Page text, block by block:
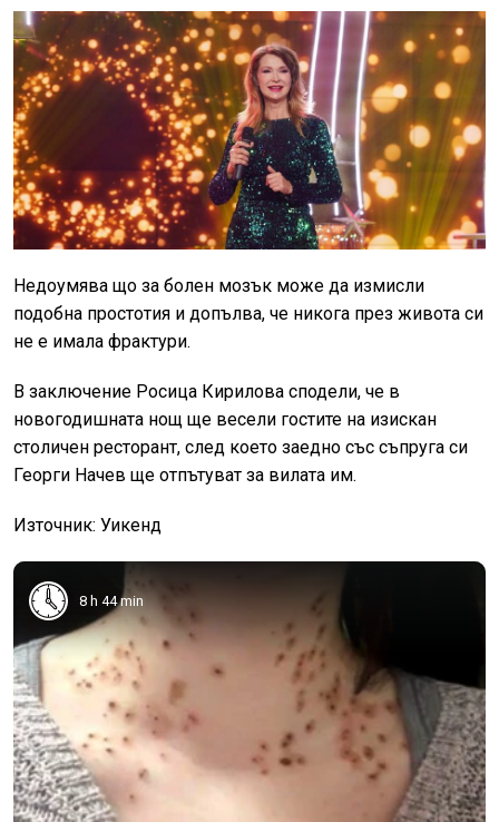
Недоумява що за болен мозък може да измисли
подобна простотия и допълва, че никога през живота си
не е имала фрактури.
В заключение Росица Кирилова сподели, че в
новогодишната нощ ще весели гостите на изискан
столичен ресторант, след което заедно със съпруга си
Георги Начев ще отпътуват за вилата им.
Източник: Уикенд
8 h 44 min